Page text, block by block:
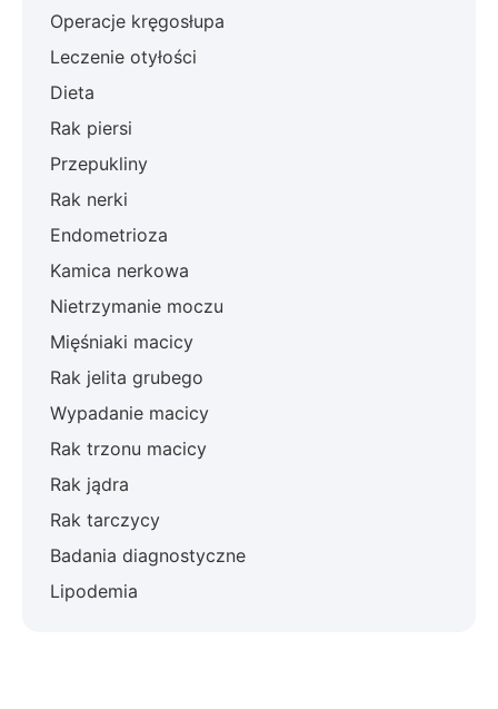
Operacje kręgosłupa
Leczenie otyłości
Dieta
Rak piersi
Przepukliny
Rak nerki
Endometrioza
Kamica nerkowa
Nietrzymanie moczu
Mięśniaki macicy
Rak jelita grubego
Wypadanie macicy
Rak trzonu macicy
Rak jądra
Rak tarczycy
Badania diagnostyczne
Lipodemia